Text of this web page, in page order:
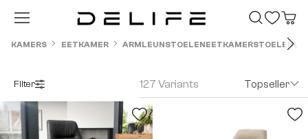
Ga naar de hoofdinhoud
KAMERS EETKAMER ARMLEUNSTOELENEETKAMERSTOELEN
Filter 127 Variants Topseller